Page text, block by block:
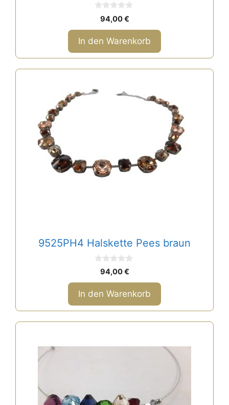
o
5
94,00€
In den Warenkorb
9525PH4 Halskette Pees braun
o
n
5
94,00€
In den Warenkorb